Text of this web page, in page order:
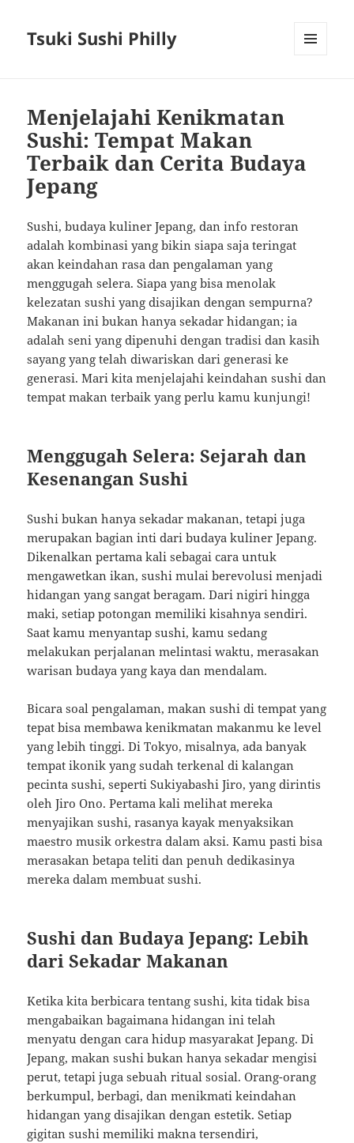
Tsuki Sushi Philly
Menjelajahi Kenikmatan
Sushi: Tempat Makan
Terbaik dan Cerita Budaya
Jepang
Sushi, budaya kuliner Jepang, dan info restoran
adalah kombinasi yang bikin siapa saja teringat
akan keindahan rasa dan pengalaman yang
menggugah selera. Siapa yang bisa menolak
kelezatan sushi yang disajikan dengan sempurna?
Makanan ini bukan hanya sekadar hidangan; ia
adalah seni yang dipenuhi dengan tradisi dan kasih
sayang yang telah diwariskan dari generasi ke
generasi. Mari kita menjelajahi keindahan sushi dan
tempat makan terbaik yang perlu kamu kunjungi!
Menggugah Selera: Sejarah dan
Kesenangan Sushi
Sushi bukan hanya sekadar makanan, tetapi juga
merupakan bagian inti dari budaya kuliner Jepang.
Dikenalkan pertama kali sebagai cara untuk
mengawetkan ikan, sushi mulai berevolusi menjadi
hidangan yang sangat beragam. Dari nigiri hingga
maki, setiap potongan memiliki kisahnya sendiri.
Saat kamu menyantap sushi, kamu sedang
melakukan perjalanan melintasi waktu, merasakan
warisan budaya yang kaya dan mendalam.
Bicara soal pengalaman, makan sushi di tempat yang
tepat bisa membawa kenikmatan makanmu ke level
yang lebih tinggi. Di Tokyo, misalnya, ada banyak
tempat ikonik yang sudah terkenal di kalangan
pecinta sushi, seperti Sukiyabashi Jiro, yang dirintis
oleh Jiro Ono. Pertama kali melihat mereka
menyajikan sushi, rasanya kayak menyaksikan
maestro musik orkestra dalam aksi. Kamu pasti bisa
merasakan betapa teliti dan penuh dedikasinya
mereka dalam membuat sushi.
Sushi dan Budaya Jepang: Lebih
dari Sekadar Makanan
Ketika kita berbicara tentang sushi, kita tidak bisa
mengabaikan bagaimana hidangan ini telah
menyatu dengan cara hidup masyarakat Jepang. Di
Jepang, makan sushi bukan hanya sekadar mengisi
perut, tetapi juga sebuah ritual sosial. Orang-orang
berkumpul, berbagi, dan menikmati keindahan
hidangan yang disajikan dengan estetik. Setiap
gigitan sushi memiliki makna tersendiri,